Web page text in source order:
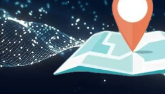
d'identifier son rapport au temps et
explorant les mécanismes
procrastination, les habitudes contre-
aux métiers RH, les croyances
disponibilité permanente et les